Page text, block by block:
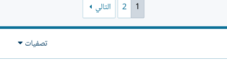
ن
ب
1
2 التالي
تصفيات